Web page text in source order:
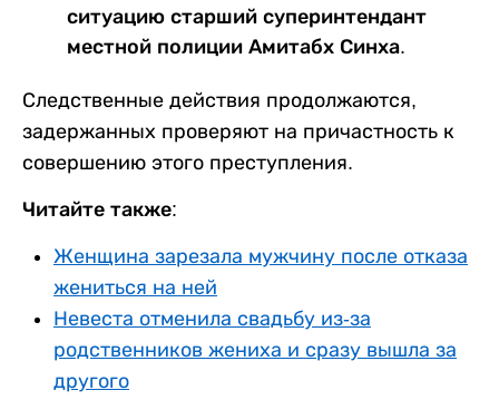
ситуацию старший суперинтендант
местной полиции Амитабх Синха.
Следственные действия продолжаются,
задержанных проверяют на причастность к
совершению этого преступления.
Читайте также:
Женщина зарезала мужчину после отказа
жениться на ней
Невеста отменила свадьбу из-за
родственников жениха и сразу вышла за
другого